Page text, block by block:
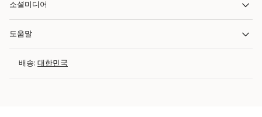
소셜미디어
도움말
배송: 대한민국